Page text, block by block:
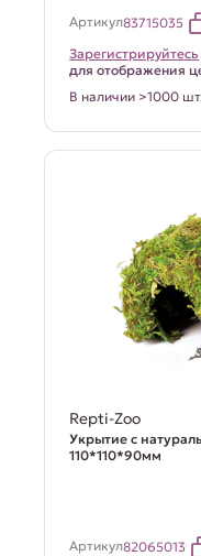
Артикул83715035
Зарегистрируйтесь
для отображения
В наличии >1000
Repti-Zoo
Укрытие с
110*110*90мм
Артикул82065013